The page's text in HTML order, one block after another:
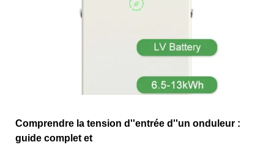
Comprendre la tension d''entrée d''un onduleur :
guide complet et